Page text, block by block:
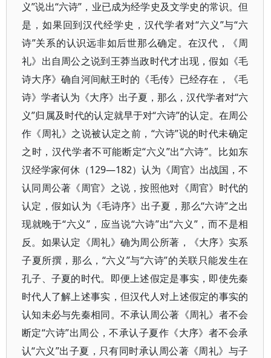
义”说出“六诗”，业已成为经学史及文学史的常识。但
是，如果回到汉代经学史，汉代学者对“六义”与“六
诗”关系的认识远非如后世那么确定。在汉代，《周
礼》出自周公之说到王莽当政时代才出现，假如《毛
诗大序》确自河间献王时的《毛传》已经存在，《毛
诗》学者认为《大序》出子夏，那么，汉代学者对“六
义”归属及时代的认定就早于对“六诗”的认定。在周公
作《周礼》之说被认定之前，“六诗”说的时代未确定
之时，汉代学者不可能断定“六义”出“六诗”。比如东
汉经学家何休（129—182）认为《周官》出战国，不
认同周公著《周官》之说，按照他对《周官》时代的
认定，假如认为《毛诗序》出子夏，那么“六诗”之出
现就晚于“六义”，应当说“六诗”出“六义”，而不是相
反。如果认定《周礼》确为周公所著，《大序》实系
子夏所撰，那么，“六义”与“六诗”的关联只能发生在
孔子、子夏的时代。即便上述假定是事实，即使先秦
时代人了解上述事实，但汉代人对上述假定的事实的
认知未必与先秦相同。不承认周公著《周礼》者不会
断定“六诗”出周公，不承认子夏作《大序》者不会承
认“六义”出子夏，只有同时承认周公著《周礼》与子